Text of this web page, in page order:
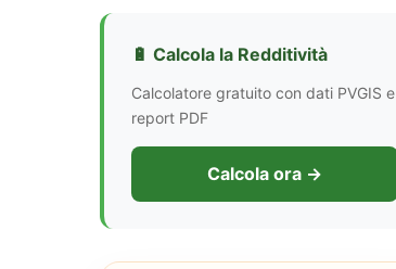
🔋 Calcola la Redditività
Calcolatore gratuito con dati PVGIS e
report PDF
Calcola ora →